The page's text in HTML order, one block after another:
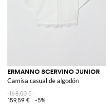
ERMANNO SCERVINO JUNIOR
Camisa casual de algodón
168,00 €
159,59 €
-5%